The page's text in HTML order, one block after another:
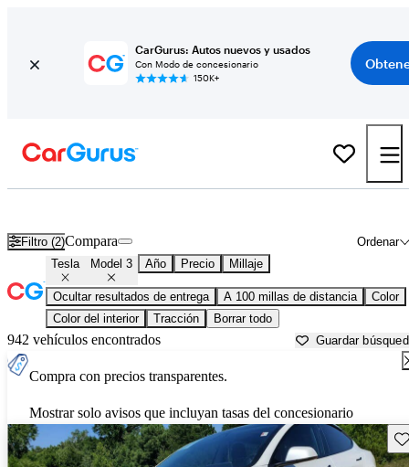
CarGurus: Autos nuevos y usados
Con Modo de concesionario
150K+
Filtro (2) Ordenar
Compara
Tesla Model 3 Año Precio Millaje
Ocultar resultados de entrega A 100 millas de distancia
Color
Color del interior
Tracción Borrar todo
942 vehículos encontrados Guardar
Compra con precios transparentes.
Mostrar solo avisos que incluyan tasas del concesionario